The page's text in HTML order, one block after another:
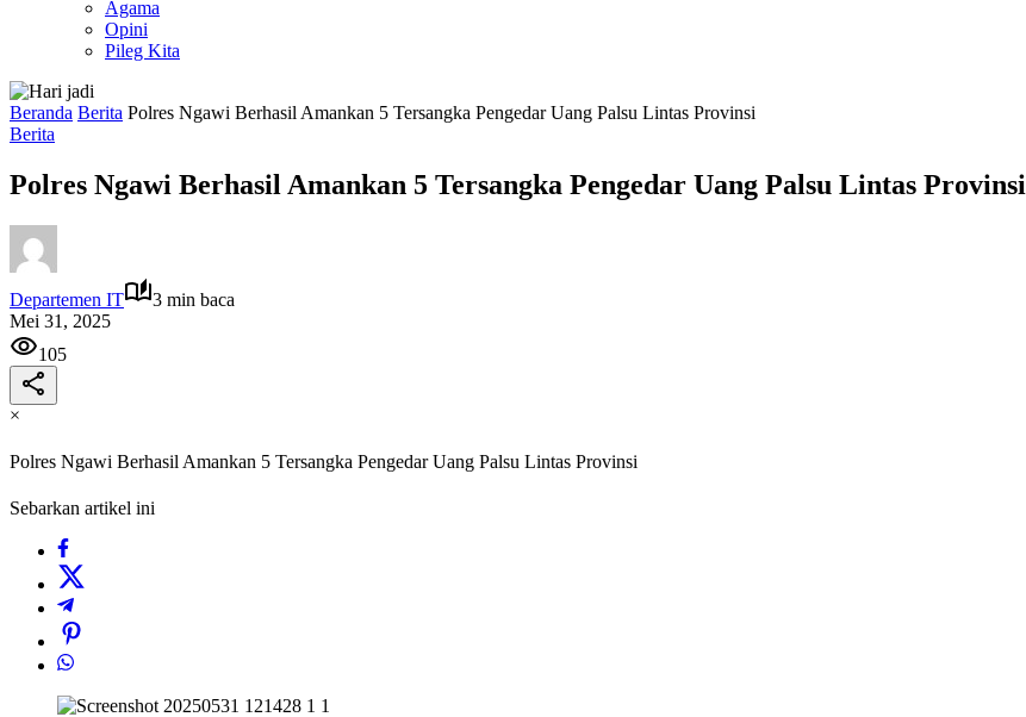
Agama
Opini
Pileg Kita
Beranda Berita Polres Ngawi Berhasil Amankan 5 Tersangka Pengedar Uang Palsu Lintas Provinsi
Berita
Polres Ngawi Berhasil Amankan 5 Tersangka Pengedar Uang Palsu Lintas Provinsi
Departemen IT
3 min baca
Mei 31, 2025
105
×
Polres Ngawi Berhasil Amankan 5 Tersangka Pengedar Uang Palsu Lintas Provinsi
Sebarkan artikel ini